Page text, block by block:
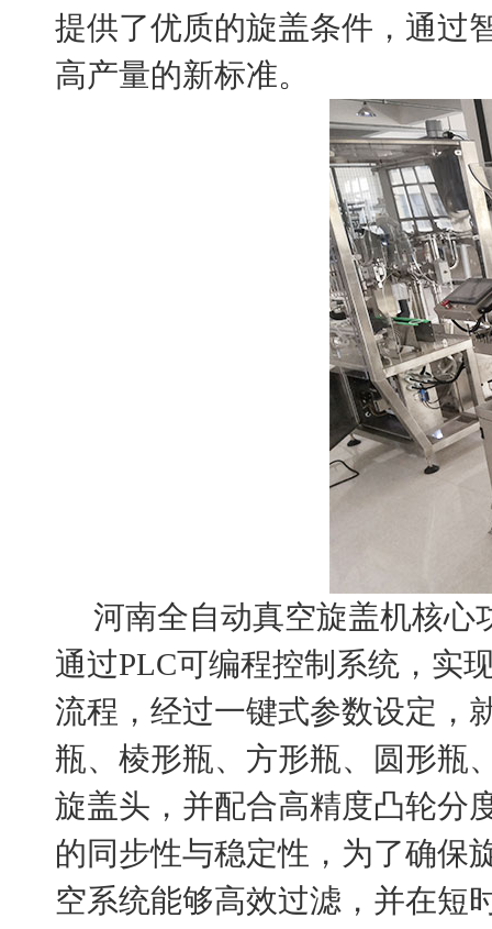
提供了优质的旋盖条件，通过
高产量的新标准。
河南全自动真空旋盖机核心
通过PLC可编程控制系统，实
流程，经过一键式参数设定，
瓶、棱形瓶、方形瓶、圆形瓶
旋盖头，并配合高精度凸轮分
的同步性与稳定性，为了确保
空系统能够高效过滤，并在短